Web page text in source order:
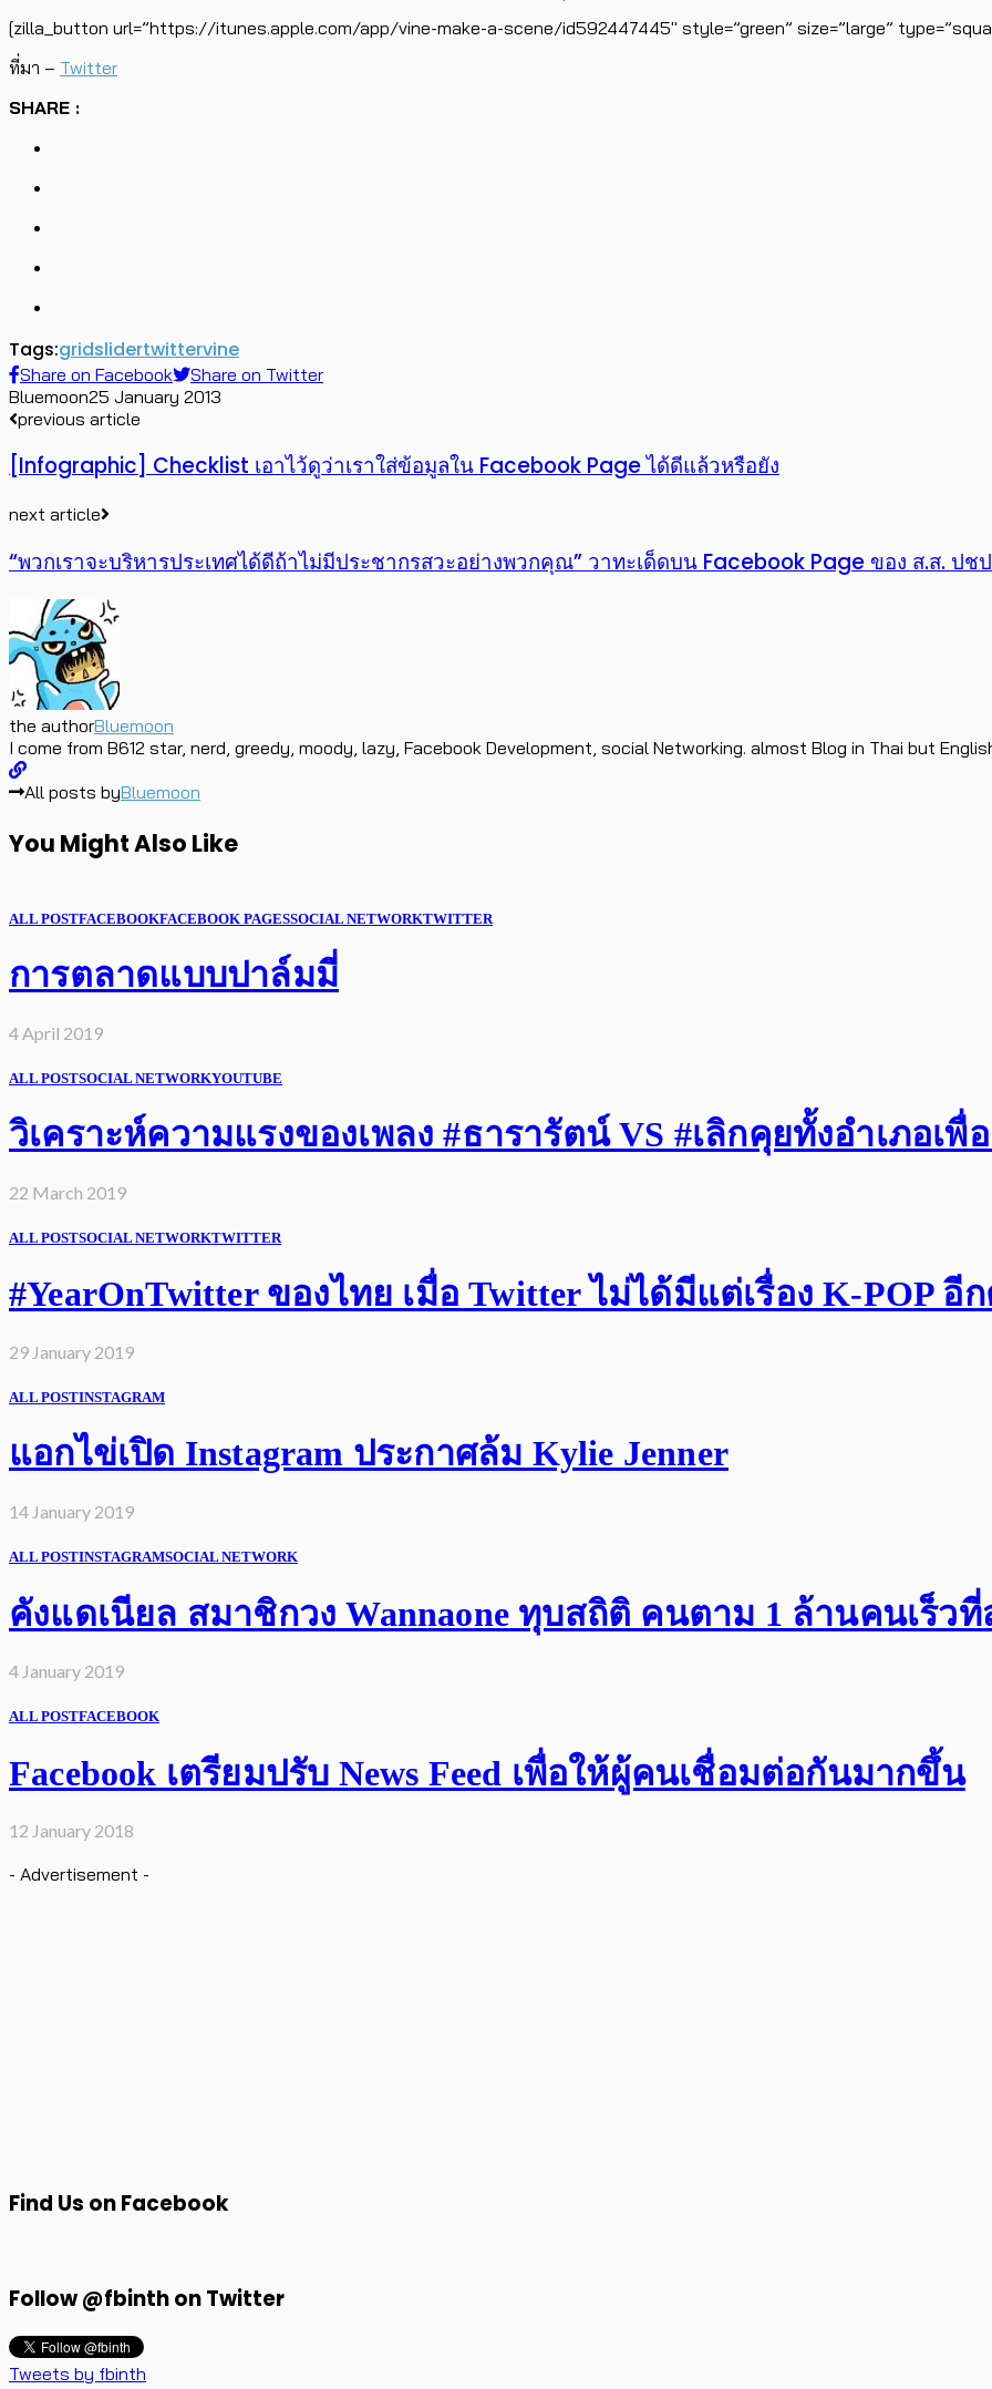
[zilla_button url=”https://itunes.apple.com/app/vine-make-a-scene/id592447445″ style=”green” size=”large”
ที่มา – Twitter
SHARE :
Tags:gridslidertwittervine
Share on Facebook
Share on Twitter
Bluemoon25 January 2013
previous article
[Infographic] Checklist เอาไว้ดูว่าเราใส่ข้อมูลใน Facebook Page ได้ดีแล้วหรือยัง
next article
“พวกเราจะบริหารประเทศได้ดีถ้าไม่มีประชากรสวะอย่างพวกคุณ” วาทะเด็ดบน Facebook Page ของ ส.ส. ปช
the authorBluemoon
I come from B612 star, nerd, greedy, moody, lazy, Facebook Development, social Networking. almost Blog in Thai but
All posts byBluemoon
You Might Also Like
ALL POSTFACEBOOKFACEBOOK PAGESSOCIAL NETWORKTWITTER
การตลาดแบบปาล์มมี่
4 April 2019
ALL POSTSOCIAL NETWORKYOUTUBE
วิเคราะห์ความแรงของเพลง #ธารารัตน์ VS #เลิกคุยทั้งอำเภอเพื่
22 March 2019
ALL POSTSOCIAL NETWORKTWITTER
#YearOnTwitter ของไทย เมื่อ Twitter ไม่ได้มีแต่เรื่อง K-POP อี
29 January 2019
ALL POSTINSTAGRAM
แอกไข่เปิด Instagram ประกาศล้ม Kylie Jenner
14 January 2019
ALL POSTINSTAGRAMSOCIAL NETWORK
คังแดเนียล สมาชิกวง Wannaone ทุบสถิติ คนตาม 1 ล้านคนเร็วที่
4 January 2019
ALL POSTFACEBOOK
Facebook เตรียมปรับ News Feed เพื่อให้ผู้คนเชื่อมต่อกันมากขึ้น
12 January 2018
- Advertisement -
Find Us on Facebook
Follow @fbinth on Twitter
Tweets by fbinth